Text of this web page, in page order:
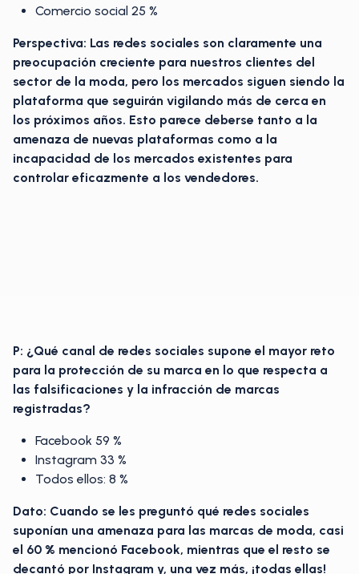
Comercio social 25 %
Perspectiva: Las redes sociales son claramente una
preocupación creciente para nuestros clientes del
sector de la moda, pero los mercados siguen siendo la
plataforma que seguirán vigilando más de cerca en
los próximos años. Esto parece deberse tanto a la
amenaza de nuevas plataformas como a la
incapacidad de los mercados existentes para
controlar eficazmente a los vendedores.
P: ¿Qué canal de redes sociales supone el mayor reto
para la protección de su marca en lo que respecta a
las falsificaciones y la infracción de marcas
registradas?
Facebook 59 %
Instagram 33 %
Todos ellos: 8 %
Dato: Cuando se les preguntó qué redes sociales
suponían una amenaza para las marcas de moda, casi
el 60 % mencionó Facebook, mientras que el resto se
decantó por Instagram y, una vez más, ¡todas ellas!